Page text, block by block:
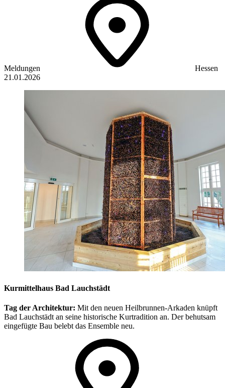
Meldungen
Hessen
21.01.2026
Kurmittelhaus Bad Lauchstädt
Tag der Architektur: Mit den neuen Heilbrunnen-Arkaden knüpft
Bad Lauchstädt an seine historische Kurtradition an. Der behutsam
eingefügte Bau belebt das Ensemble neu.